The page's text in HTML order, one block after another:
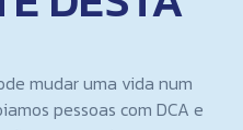
mudar uma vida num
pessoas com DCA e